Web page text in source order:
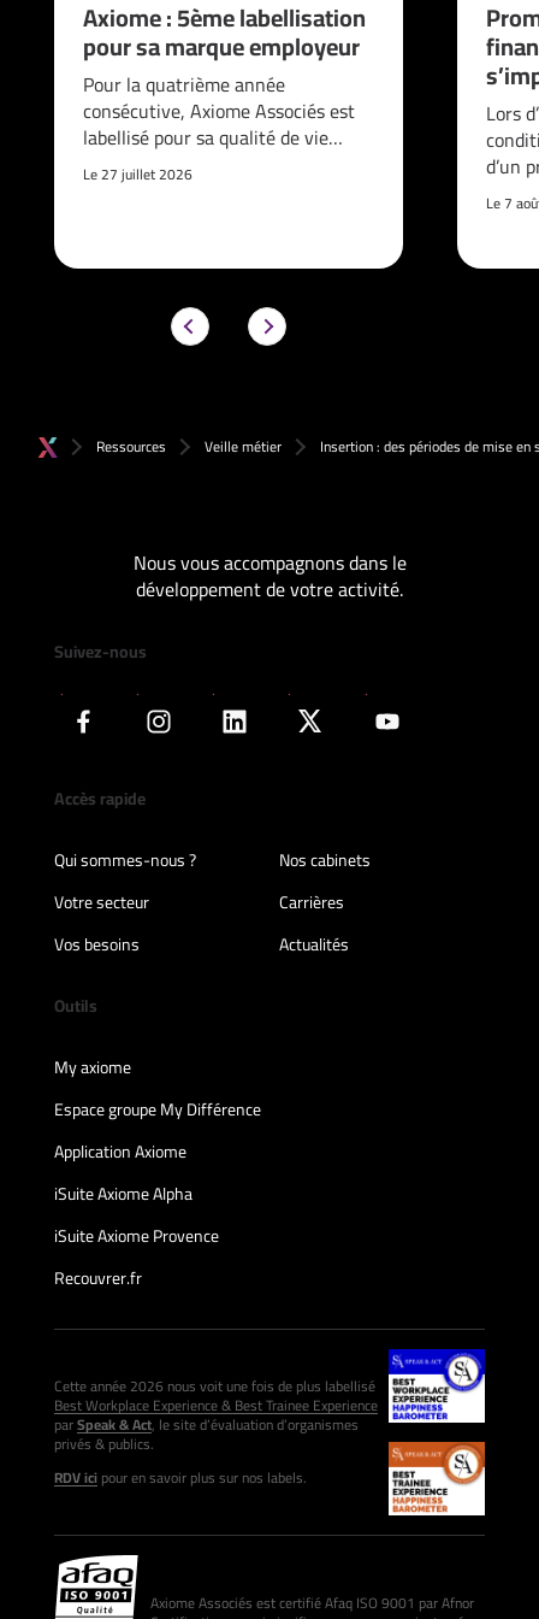
Axiome : 5ème labellisation
pour sa marque employeur
Pour la quatrième année
consécutive, Axiome Associés est
labellisé pour sa qualité de vie…
Le 27 juillet 2026
Lors
d’un
Le 7
Ressources Veille métier Insertion : des périodes de mise
Nous vous accompagnons dans le
développement de votre activité.
Suivez-nous
Accès rapide
Qui sommes-nous ?
Nos cabinets
Votre secteur
Carrières
Vos besoins
Actualités
Outils
My axiome
Espace groupe My Différence
Application Axiome
iSuite Axiome Alpha
iSuite Axiome Provence
Recouvrer.fr
Cette année 2026 nous voit une fois de plus labellisé
Best Workplace Experience & Best Trainee Experience
parSpeak & Act, le site d’évaluation d’organismes
privés & publics.
RDV icipour en savoir plus sur nos labels.
Axiome Associés est certifié Afaq ISO 9001 par Afnor